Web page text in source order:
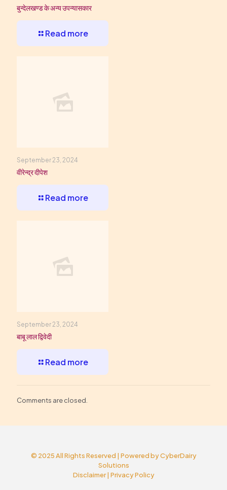
बुन्देलखण्ड के अन्य उपन्यासकार
Read more
September 23, 2024
वीरेन्द्र दीपेश
Read more
September 23, 2024
बाबू लाल द्विवेदी
Read more
Comments are closed.
© 2025 All Rights Reserved | Powered byCyberDairy
Solutions
Disclaimer| Privacy Policy